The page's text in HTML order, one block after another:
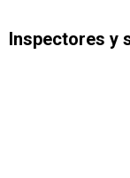
Inspectores y